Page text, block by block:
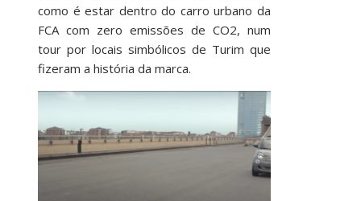
como é estar dentro do carro urbano da
FCA com zero emissões de CO2, num
tour por locais simbólicos de Turim que
fizeram a história da marca.